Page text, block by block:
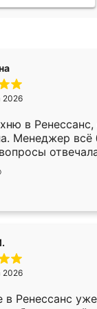
2026
в Ренессанс,
Менеджер всё
в субботу,
работали
2026
Ренессанс